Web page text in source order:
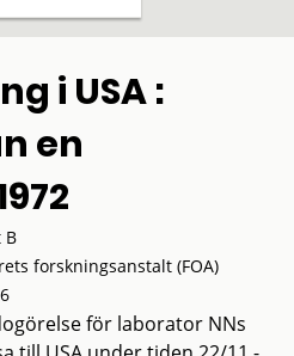
i USA :
en
B
forskningsanstalt (FOA)
för laborator NNs